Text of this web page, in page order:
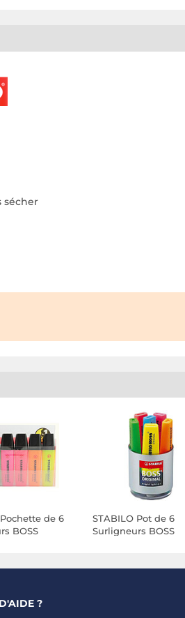
sécher
de 6
BOSS
STABILO Pot de 6
Surligneurs BOSS
mm x 5
?